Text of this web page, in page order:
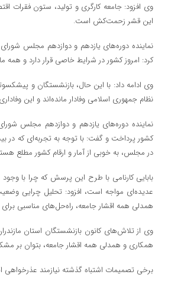
وی افزود: جامعه کارگری و تولید، ستون فقرات
این قشر زحمت‌کش است.
نماینده دوره‌های یازدهم و دوازدهم مجلس
کرد: امروز کشور در شرایط خاصی قرار دارد و
وی ادامه داد: با این حال، بازنشستگان و
نظام جمهوری اسلامی وفادار مانده‌اند و این
نماینده دوره‌های یازدهم و دوازدهم مجلس
کشور پرداخت و گفت: با توجه به تجربه‌ای که در
در مجلس، به خوبی از آمار و ارقام کشور مطلع
بابایی کارنامی با طرح این پرسش که چرا با
عدیده‌ای مواجه است، افزود: تحلیل چرایی
همدلی همه اقشار جامعه، راه‌حل‌های مناسبی برای
وی از تلاش‌های کانون بازنشستگان استان
همکاری و همدلی همه اقشار جامعه، بتوان بر
برخی تصمیمات اشتباه گذشته نیازمند